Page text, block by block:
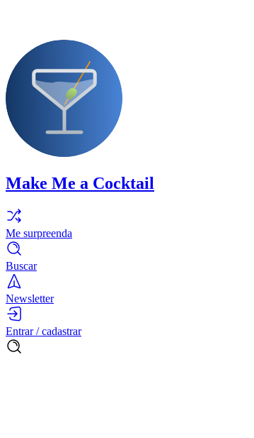
Make Me a Cocktail
Me surpreenda
Buscar
Newsletter
Entrar / cadastrar